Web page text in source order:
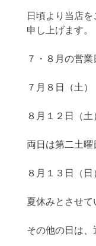
日頃より当店
申し上げます。
７・８月の営
７月８日（土）
８月１２日（土）
両日は第二土曜
８月１３日（日
夏休みとさせて
その他の日は、